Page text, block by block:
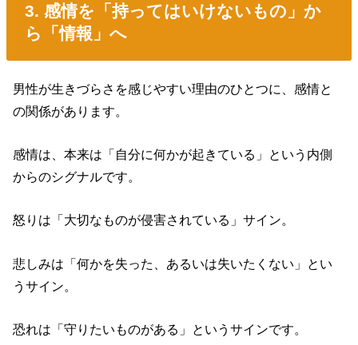
3. 感情を「持ってはいけないもの」か
ら「情報」へ
男性が生きづらさを感じやすい理由のひとつに、感情と
の関係があります。
感情は、本来は「自分に何かが起きている」という内側
からのシグナルです。
怒りは「大切なものが侵害されている」サイン。
悲しみは「何かを失った、あるいは失いたくない」とい
うサイン。
恐れは「守りたいものがある」というサインです。